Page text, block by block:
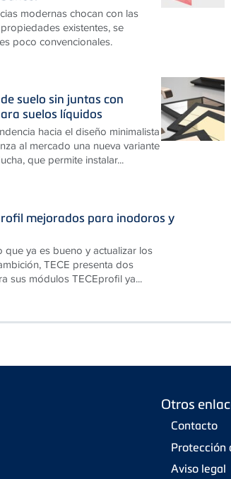
modernas chocan con las
existentes, se
poco convencionales.
suelo sin juntas con
suelos líquidos
hacia el diseño minimalista
al mercado una nueva variante
que permite instalar...
mejorados para inodoros y
que ya es bueno y actualizar los
TECE presenta dos
sus módulos TECEprofil ya...
Otros
Contacto
Protección
Aviso legal